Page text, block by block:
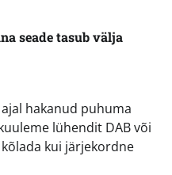
seade tasub välja
hakanud puhuma
lühendit DAB või
kõlada kui järjekordne